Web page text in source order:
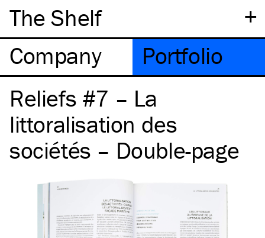
+
The Shelf
Company
Portfolio
Reliefs #7 – La
littoralisation des
sociétés – Double-page